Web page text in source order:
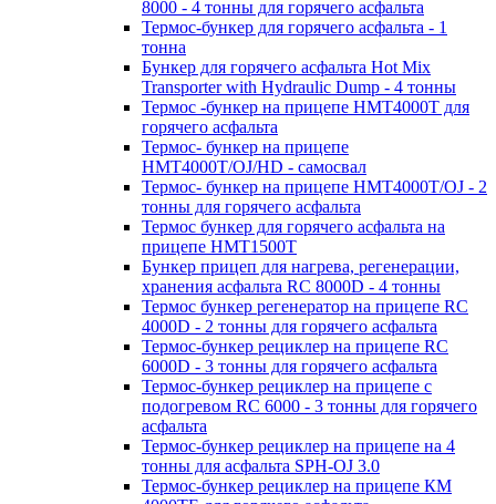
8000 - 4 тонны для горячего асфальта
Термос-бункер для горячего асфальта - 1
тонна
Бункер для горячего асфальта Hot Mix
Transporter with Hydraulic Dump - 4 тонны
Термос -бункер на прицепе HMT4000T для
горячего асфальта
Термос- бункер на прицепе
HMT4000T/OJ/HD - самосвал
Термос- бункер на прицепе HMT4000T/OJ - 2
тонны для горячего асфальта
Термос бункер для горячего асфальта на
прицепе HMT1500T
Бункер прицеп для нагрева, регенерации,
хранения асфальта RC 8000D - 4 тонны
Термос бункер регенератор на прицепе RC
4000D - 2 тонны для горячего асфальта
Термос-бункер рециклер на прицепе RC
6000D - 3 тонны для горячего асфальта
Термос-бункер рециклер на прицепе с
подогревом RC 6000 - 3 тонны для горячего
асфальта
Термос-бункер рециклер на прицепе на 4
тонны для асфальта SPH-OJ 3.0
Термос-бункер рециклер на прицепе КМ